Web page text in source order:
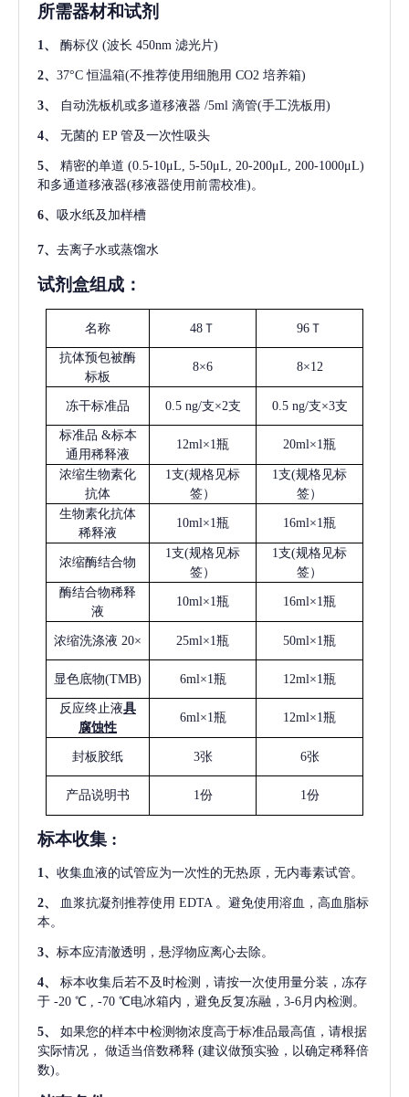
所需器材和试剂
1、 酶标仪 (波长 450nm 滤光片)
2、 37°C 恒温箱(不推荐使用细胞用 CO2 培养箱)
3、 自动洗板机或多道移液器 /5ml 滴管(手工洗板用)
4、 无菌的 EP 管及一次性吸头
5、 精密的单道 (0.5-10μL, 5-50μL, 20-200μL, 200-1000μL)
和多通道移液器(移液器使用前需校准)。
6、 吸水纸及加样槽
7、 去离子水或蒸馏水
试剂盒组成：
名称 48Ｔ 96Ｔ
抗体预包被酶
标板
8×6 8×12
冻干标准品 0.5 ng/支×2支 0.5 ng/支×3支
标准品 &标本
通用稀释液
12ml×1瓶 20ml×1瓶
浓缩生物素化
抗体
1支(规格见标
签）
1支(规格见标
签）
生物素化抗体
稀释液
10ml×1瓶 16ml×1瓶
浓缩酶结合物
1支(规格见标
签）
1支(规格见标
签）
酶结合物稀释
液
10ml×1瓶 16ml×1瓶
浓缩洗涤液 20× 25ml×1瓶 50ml×1瓶
显色底物(TMB) 6ml×1瓶 12ml×1瓶
反应终止液具
腐蚀性
6ml×1瓶 12ml×1瓶
封板胶纸 3张 6张
产品说明书 1份 1份
标本收集 :
1 、 收集血液的试管应为一次性的无热原，无内毒素试管。
2、 血浆抗凝剂推荐使用 EDTA 。避免使用溶血，高血脂标
本。
3、 标本应清澈透明，悬浮物应离心去除。
4、
标本收集后若不及时检测，请按一次使用量分装，冻存
于 -20 ℃ , -70 ℃电冰箱内，避免反复冻融，3-6月内检测。
5、
如果您的样本中检测物浓度高于标准品最高值，请根据
实际情况，
做适当倍数稀释 (建议做预实验，以确定稀释倍
数)。